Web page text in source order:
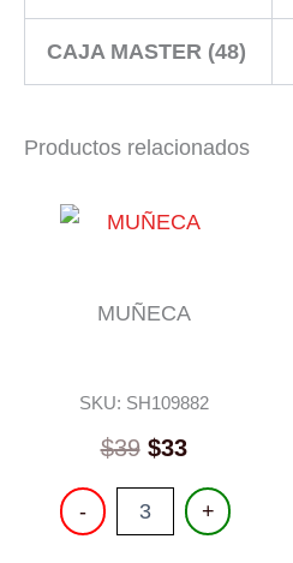
CAJA MASTER (48)
Productos relacionados
MUÑECA
SKU: SH109882
$39 $33
-
MUÑECA
cantidad
+